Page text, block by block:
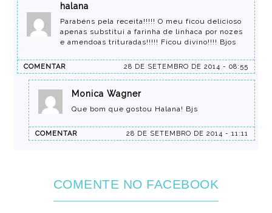
halana
Parabéns pela receita!!!!! O meu ficou delicioso
apenas substitui a farinha de linhaca por nozes
e amendoas trituradas!!!!! Ficou divino!!!! Bjos
28 DE SETEMBRO DE 2014 - 08:55
COMENTAR
Monica Wagner
Que bom que gostou Halana! Bjs
28 DE SETEMBRO DE 2014 - 11:11
COMENTAR
COMENTE NO FACEBOOK